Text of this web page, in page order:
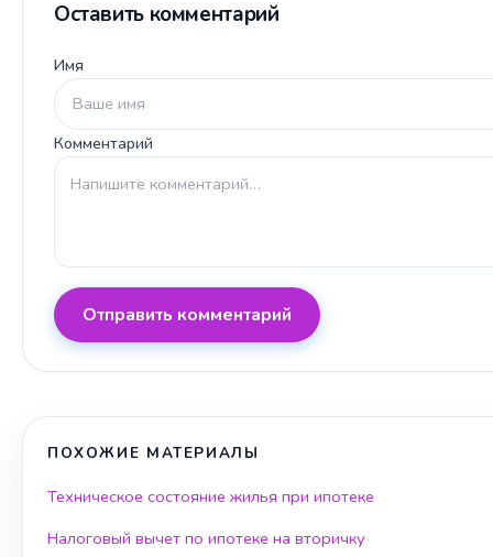
Оставить комментарий
Имя
Комментарий
Отправить комментарий
ПОХОЖИЕ МАТЕРИАЛЫ
Техническое состояние жилья при ипотеке
Налоговый вычет по ипотеке на вторичку